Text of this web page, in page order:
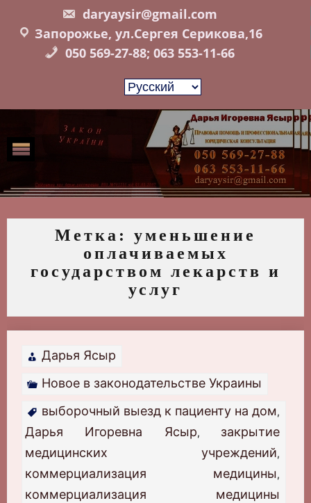
daryaysir@gmail.com
Запорожье, ул.Сергея Серикова,16
050 569-27-88; 063 553-11-66
Метка: уменьшение
оплачиваемых
государством лекарств и
услуг
Дарья Ясыр
Новое в законодательстве Украины
выборочный выезд к пациенту на дом,
Дарья Игоревна Ясыр, закрытие
медицинских учреждений,
коммерциализация медицины,
коммерциализация медицины